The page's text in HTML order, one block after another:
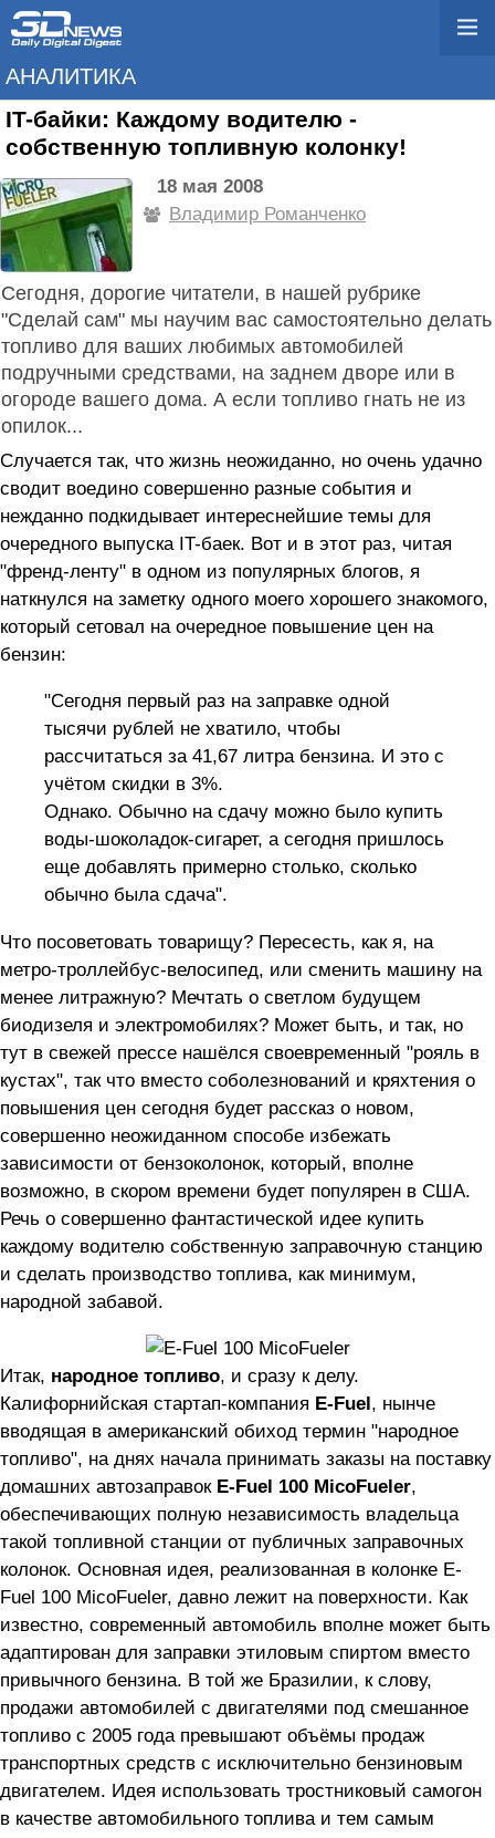
АНАЛИТИКА
IT-байки: Каждому водителю -
собственную топливную колонку!
18 мая 2008
Владимир Романченко
Сегодня, дорогие читатели, в нашей рубрике
"Сделай сам" мы научим вас самостоятельно делать
топливо для ваших любимых автомобилей
подручными средствами, на заднем дворе или в
огороде вашего дома. А если топливо гнать не из
опилок...
Случается так, что жизнь неожиданно, но очень удачно
сводит воедино совершенно разные события и
нежданно подкидывает интереснейшие темы для
очередного выпуска IT-баек. Вот и в этот раз, читая
"френд-ленту" в одном из популярных блогов, я
наткнулся на заметку одного моего хорошего знакомого,
который сетовал на очередное повышение цен на
бензин:
"Сегодня первый раз на заправке одной
тысячи рублей не хватило, чтобы
рассчитаться за 41,67 литра бензина. И это с
учётом скидки в 3%.
Однако. Обычно на сдачу можно было купить
воды-шоколадок-сигарет, а сегодня пришлось
еще добавлять примерно столько, сколько
обычно была сдача".
Что посоветовать товарищу? Пересесть, как я, на
метро-троллейбус-велосипед, или сменить машину на
менее литражную? Мечтать о светлом будущем
биодизеля и электромобилях? Может быть, и так, но
тут в свежей прессе нашёлся своевременный "рояль в
кустах", так что вместо соболезнований и кряхтения о
повышения цен сегодня будет рассказ о новом,
совершенно неожиданном способе избежать
зависимости от бензоколонок, который, вполне
возможно, в скором времени будет популярен в США.
Речь о совершенно фантастической идее купить
каждому водителю собственную заправочную станцию
и сделать производство топлива, как минимум,
народной забавой.
Итак, народное топливо, и сразу к делу.
Калифорнийская стартап-компания E-Fuel, нынче
вводящая в американский обиход термин "народное
топливо", на днях начала принимать заказы на поставку
домашних автозаправок E-Fuel 100 MicoFueler,
обеспечивающих полную независимость владельца
такой топливной станции от публичных заправочных
колонок. Основная идея, реализованная в колонке E-
Fuel 100 MicoFueler, давно лежит на поверхности. Как
известно, современный автомобиль вполне может быть
адаптирован для заправки этиловым спиртом вместо
привычного бензина. В той же Бразилии, к слову,
продажи автомобилей с двигателями под смешанное
топливо с 2005 года превышают объёмы продаж
транспортных средств с исключительно бензиновым
двигателем. Идея использовать тростниковый самогон
в качестве автомобильного топлива и тем самым